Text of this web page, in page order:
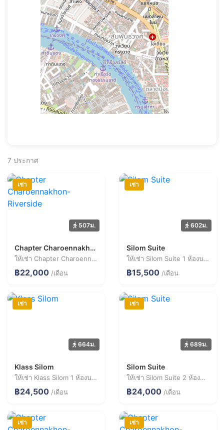
7 ประกาศ
เช่า
507ม.
Chapter Charoennakhon-Riverside
ให้เช่า Chapter Charoennakhon-Riverside 1 ห้องนอน 37.9 ตร.ม. ราคา 22,000 บาท/เดือน
฿22,000 /เดือน
เช่า
602ม.
Silom Suite
ให้เช่า Silom Suite 1 ห้องนอน 28.6 ตร.ม. ราคา 15,500 บาท/เดือน
฿15,500 /เดือน
เช่า
664ม.
Klass Silom
ให้เช่า Klass Silom 1 ห้องนอน 31.4 ตร.ม. ราคา 24,500 บาท/เดือน
฿24,500 /เดือน
เช่า
689ม.
Silom Suite
ให้เช่า Silom Suite 2 ห้องนอน 44.8 ตร.ม. ราคา 24,000 บาท/เดือน
฿24,000 /เดือน
เช่า เช่า